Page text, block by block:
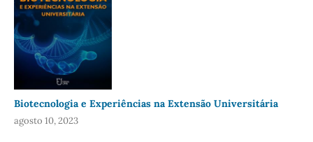
Biotecnologia e Experiências na Extensão Universitária
agosto 10, 2023